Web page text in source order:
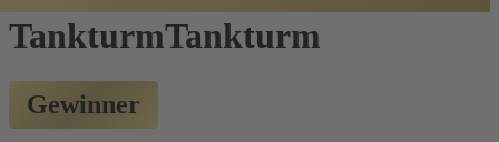
TankturmTankturm
Gewinner